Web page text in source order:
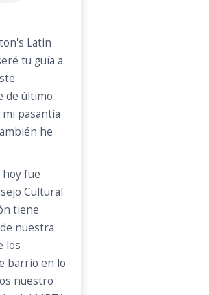
Latin
tu guía a
de último
pasantía
he
hoy fue
Cultural
tiene
nuestra
los
barrio en lo
nuestro